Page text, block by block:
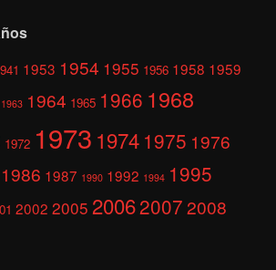
1953 1954 1955 1956 1958 1959
1963 1964 1965 1966 1968
1972 1973 1974 1975 1976
1986 1987 1990 1992 1994 1995
2002 2005 200620072008